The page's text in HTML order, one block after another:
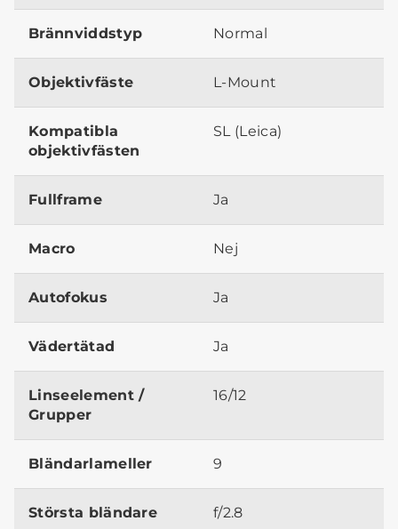
Brännviddstyp Normal
Objektivfäste L-Mount
Kompatibla
objektivfästen
SL (Leica)
Fullframe Ja
Macro Nej
Autofokus Ja
Vädertätad Ja
Linseelement /
Grupper
16/12
Bländarlameller 9
Största bländare f/2.8